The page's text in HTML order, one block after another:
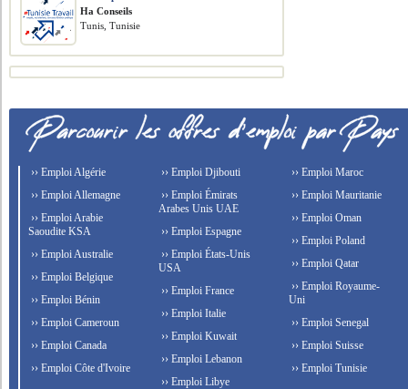
Ha Conseils
Tunis, Tunisie
›› Emploi Algérie
›› Emploi Allemagne
›› Emploi Arabie
Saoudite KSA
›› Emploi Australie
›› Emploi Belgique
›› Emploi Bénin
›› Emploi Cameroun
›› Emploi Canada
›› Emploi Côte d'Ivoire
›› Emploi Djibouti
›› Emploi Émirats
Arabes Unis UAE
›› Emploi Espagne
›› Emploi États-Unis
USA
›› Emploi France
›› Emploi Italie
›› Emploi Kuwait
›› Emploi Lebanon
›› Emploi Libye
›› Emploi Maroc
›› Emploi Mauritanie
›› Emploi Oman
›› Emploi Poland
›› Emploi Qatar
›› Emploi Royaume-
Uni
›› Emploi Senegal
›› Emploi Suisse
›› Emploi Tunisie